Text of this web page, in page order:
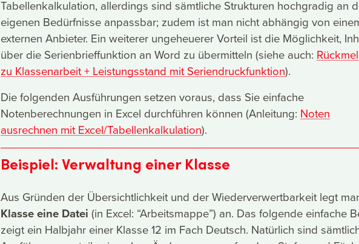
Tabellenkalkulation, allerdings sind sämtliche Strukturen hochgradig an
eigenen Bedürfnisse anpassbar; zudem ist man nicht abhängig von
externen Anbieter. Ein weiterer ungeheuerer Vorteil ist die Möglichkeit,
über die Serienbrieffunktion an Word zu übermitteln (siehe auch:
zu Klassenarbeit + Leistungsstand mit Seriendruckfunktion).
Die folgenden Ausführungen setzen voraus, dass Sie einfache
Notenberechnungen in Excel durchführen können (Anleitung: Noten
ausrechnen mit Excel/Tabellenkalkulation).
Beispiel: Verwaltung einer Klasse
Aus Gründen der Übersichtlichkeit und der Wiederverwertbarkeit legt
Klasse eine Datei (in Excel: “Arbeitsmappe”) an. Das folgende einfache
zeigt ein Halbjahr einer Klasse 12 im Fach Deutsch. Natürlich sind